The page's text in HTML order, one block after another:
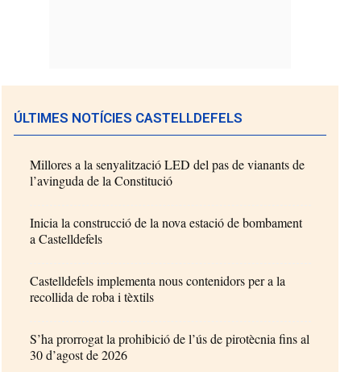
ÚLTIMES NOTÍCIES CASTELLDEFELS
Millores a la senyalització LED del pas de vianants de
l’avinguda de la Constitució
Inicia la construcció de la nova estació de bombament
a Castelldefels
Castelldefels implementa nous contenidors per a la
recollida de roba i tèxtils
S’ha prorrogat la prohibició de l’ús de pirotècnia fins al
30 d’agost de 2026